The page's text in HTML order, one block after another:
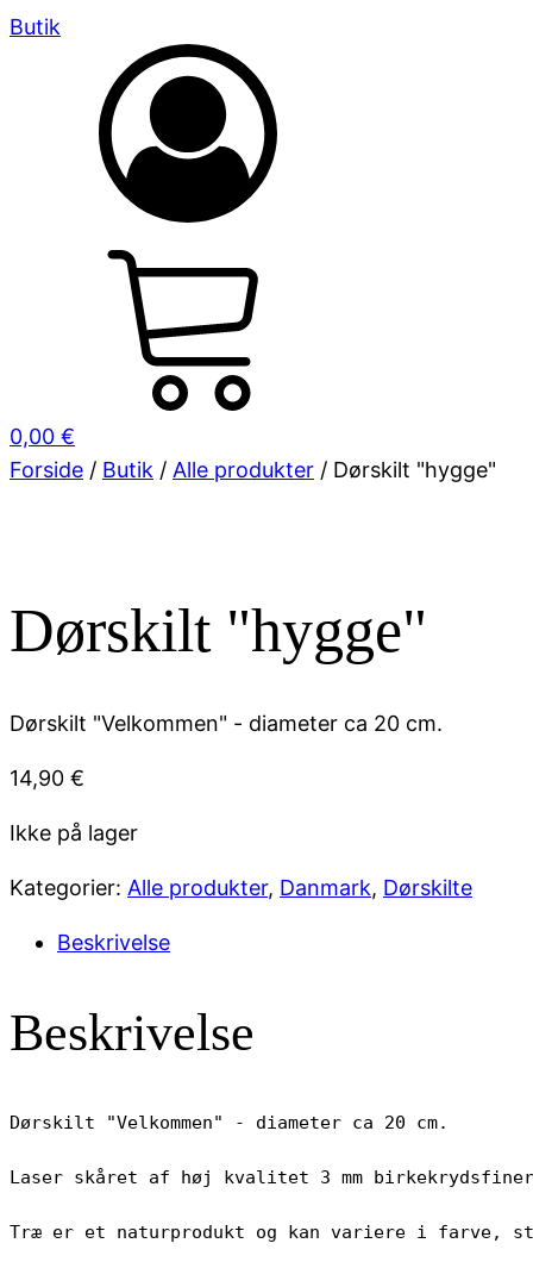
Butik
0,00 €
Forside / Butik / Alle produkter / Dørskilt "hygge"
Dørskilt "hygge"
Dørskilt "Velkommen" - diameter ca 20 cm.
14,90 €
Ikke på lager
Kategorier: Alle produkter, Danmark, Dørskilte
Beskrivelse
Beskrivelse
Dørskilt "Velkommen" - diameter ca 20 cm.
Laser skåret af høj kvalitet 3 mm
Træ er et naturprodukt og kan variere i farve,